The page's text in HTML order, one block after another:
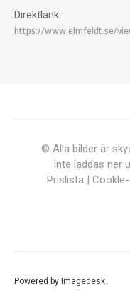
Direktlänk
© Alla bilder är
inte laddas ner
Prislista |
Powered by Imagedesk